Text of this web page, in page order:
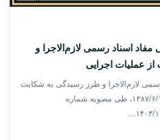
مفاد اسناد رسمی لازم‌الاجرا و
عملیات اجرایی
رسمی لازم‌الاجرا و طرز رسیدگی به شکایت
از عملیات اجرایی مصوب ۱۳۸۷/۶/۱۱، طی مصوبه شماره